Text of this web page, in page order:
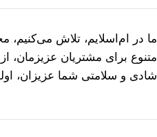
ما در ام‌اسلایم، تلاش می‌کنیم،
متنوع برای مشتریان عزیزمان،
شادی و سلامتی شما عزیزان،